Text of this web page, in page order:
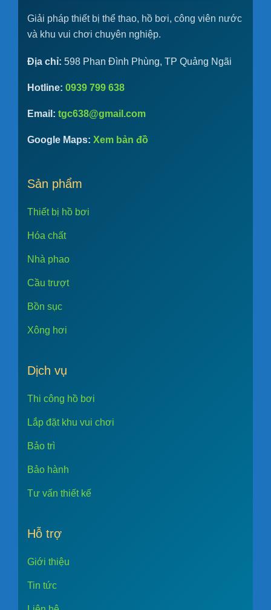
Giải pháp thiết bị thể thao, hồ bơi, công viên nước
và khu vui chơi chuyên nghiệp.
Địa chỉ: 598 Phan Đình Phùng, TP Quảng Ngãi
Hotline: 0939 799 638
Email: tgc638@gmail.com
Google Maps: Xem bản đồ
Sản phẩm
Thiết bị hồ bơi
Hóa chất
Nhà phao
Cầu trượt
Bồn sục
Xông hơi
Dịch vụ
Thi công hồ bơi
Lắp đặt khu vui chơi
Bảo trì
Bảo hành
Tư vấn thiết kế
Hỗ trợ
Giới thiệu
Tin tức